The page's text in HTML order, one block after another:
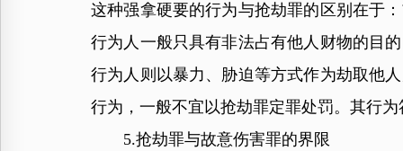
这种强拿硬要的行为与抢劫罪的区别在于
行为人一般只具有非法占有他人财物的目
行为人则以暴力、胁迫等方式作为劫取他
行为，一般不宜以抢劫罪定罪处罚。其行
5.抢劫罪与故意伤害罪的界限